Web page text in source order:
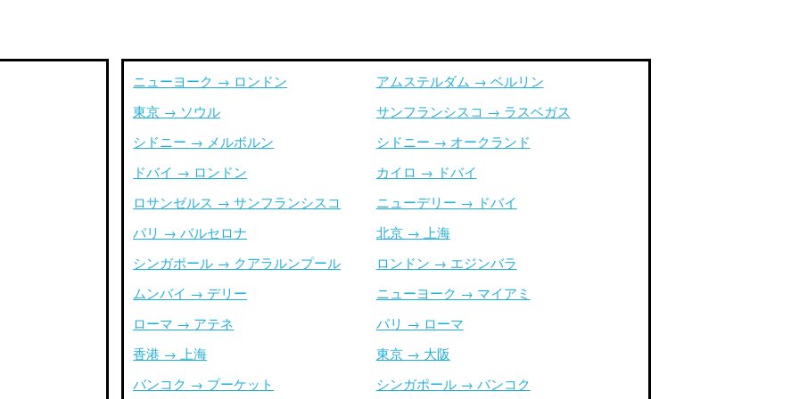
ニューヨーク → ロンドン
東京 → ソウル
シドニー → メルボルン
ドバイ → ロンドン
ロサンゼルス → サンフランシスコ
パリ → バルセロナ
シンガポール → クアラルンプール
ムンバイ → デリー
ローマ → アテネ
香港 → 上海
バンコク → プーケット
アムステルダム → ベルリン
サンフランシスコ → ラスベガス
シドニー → オークランド
カイロ → ドバイ
ニューデリー → ドバイ
北京 → 上海
ロンドン → エジンバラ
ニューヨーク → マイアミ
パリ → ローマ
東京 → 大阪
シンガポール → バンコク